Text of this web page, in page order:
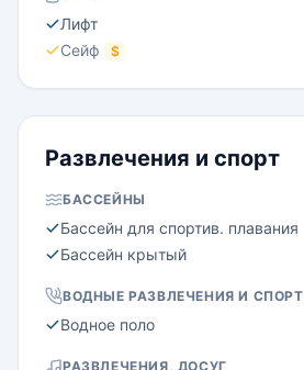
Лифт
Сейф
$
Развлечения и спорт
БАССЕЙНЫ
Бассейн для спортив. плавания
Бассейн крытый
ВОДНЫЕ РАЗВЛЕЧЕНИЯ И СПОРТ
Водное поло
РАЗВЛЕЧЕНИЯ, ДОСУГ